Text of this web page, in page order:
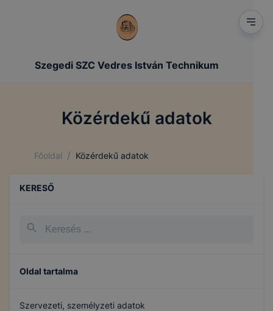
Szegedi SZC Vedres István Technikum
Közérdekű adatok
Főoldal / Közérdekű adatok
KERESŐ
Oldal tartalma
Szervezeti, személyzeti adatok